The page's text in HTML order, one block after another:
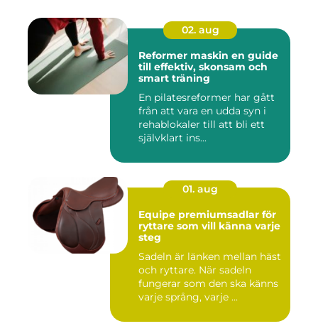
02. aug
Reformer maskin en guide
till effektiv, skonsam och
smart träning
En pilatesreformer har gått
från att vara en udda syn i
rehablokaler till att bli ett
självklart ins...
01. aug
Equipe premiumsadlar för
ryttare som vill känna varje
steg
Sadeln är länken mellan häst
och ryttare. När sadeln
fungerar som den ska känns
varje språng, varje ...